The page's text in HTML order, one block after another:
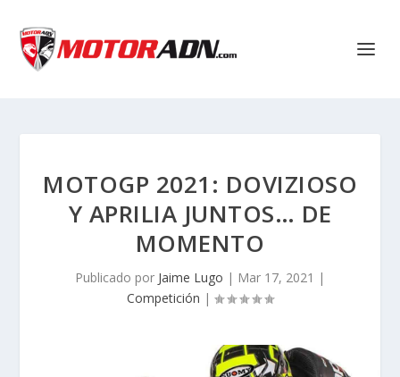
MOTOGP 2021: DOVIZIOSO
Y APRILIA JUNTOS… DE
MOMENTO
Publicado por Jaime Lugo | Mar 17, 2021 |
Competición |